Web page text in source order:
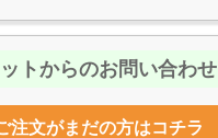
トからのお問い合わせ
注文がまだの方はコチラ